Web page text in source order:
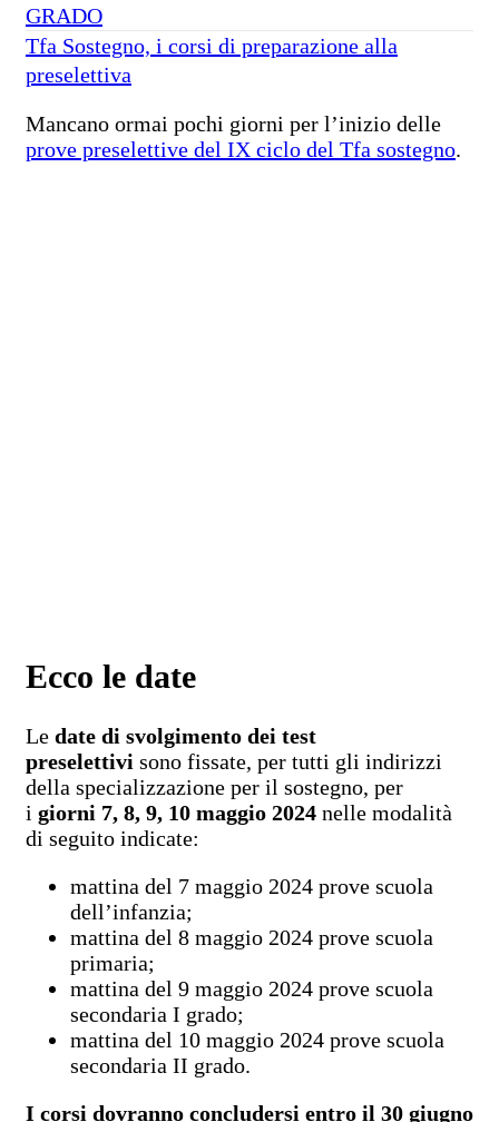
GRADO
Tfa Sostegno, i corsi di preparazione alla
preselettiva
Mancano ormai pochi giorni per l’inizio delle
prove preselettive del IX ciclo del Tfa sostegno.
Ecco le date
Le date di svolgimento dei test
preselettivi sono fissate, per tutti gli indirizzi
della specializzazione per il sostegno, per
i giorni 7, 8, 9, 10 maggio 2024 nelle modalità
di seguito indicate:
mattina del 7 maggio 2024 prove scuola
dell’infanzia;
mattina del 8 maggio 2024 prove scuola
primaria;
mattina del 9 maggio 2024 prove scuola
secondaria I grado;
mattina del 10 maggio 2024 prove scuola
secondaria II grado.
I corsi dovranno concludersi entro il 30 giugno